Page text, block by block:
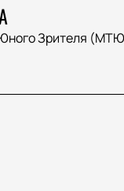
Зрителя